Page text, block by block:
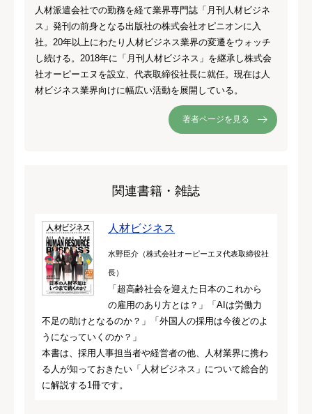
人材派遣会社での勤務を経て業界専門誌「月刊人材ビジネ
ス」発刊の前身となる出版社の株式会社オピニオンに入
社。20年以上にわたり人材ビジネス業界の変遷をウォッチ
し続ける。2018年に「月刊人材ビジネス」を継承し株式会
社オーピーエヌを設立、代表取締役社長に就任。現在は人
材ビジネス業界向けに幅広い活動を展開している。
著者ページを見る
関連書籍・雑誌
人材ビジネス
水野臣介（株式会社オーピーエヌ代表取締役社
長）
「超高齢社会を迎えた日本のこれから
の雇用のあり方とは？」「AIは労働力
不足の助けとなるのか？」「外国人の採用は今後どのよ
うになっていくのか？」
本書は、採用人事担当者や経営者の他、人材業界に携わ
る人が知っておきたい「人材ビジネス」について総合的
に解説する1冊です。